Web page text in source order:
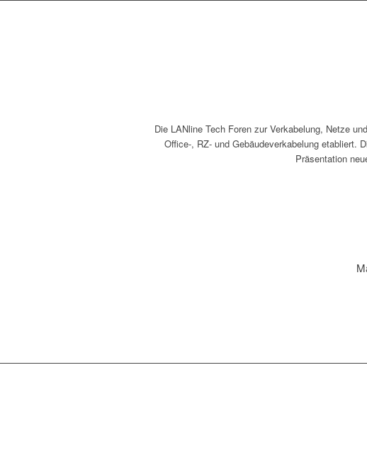
Die LANline Tech Foren zur Verkabelung, Netze
Office-, RZ- und Gebäudeverkabelung etabliert.
Präsentation